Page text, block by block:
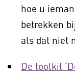
hoe u
betrekken
als dat niet
De toolkit